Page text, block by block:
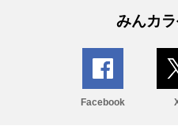
みんカ
Facebook